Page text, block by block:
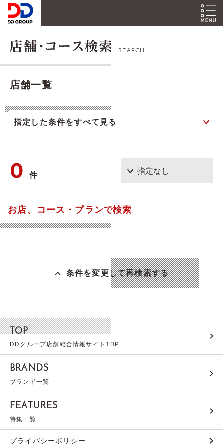
SEARCH
店舗一覧
指定した条件をすべて見る
0件
お店、コース・プランで検索
条件を変更して再検索する
TOP
DDグループ店舗総合情報サイトTOP
BRANDS
ブランド一覧
FEATURES
特集一覧
プライバシーポリシー